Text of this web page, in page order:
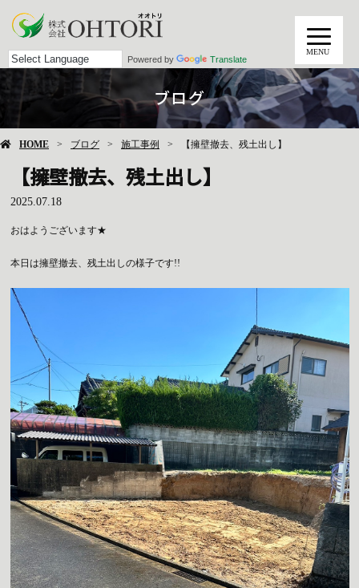
MENU
Powered by Translate
ブログ
HOME ブログ 施工事例 【擁壁撤去、残土出し】
【擁壁撤去、残土出し】
2025.07.18
おはようございます★
本日は擁壁撤去、残土出しの様子です!!